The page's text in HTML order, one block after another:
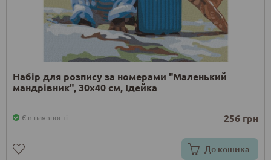
Набір для розпису за номерами "Маленький
мандрівник", 30х40 см, Ідейка
Є в наявності 256 грн
До кошика